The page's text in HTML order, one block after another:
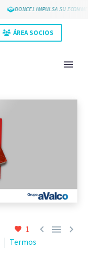
DONCEL IMPULSA SU
ÁREA SOCIOS
1   
Termos